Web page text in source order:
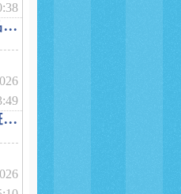
...
...